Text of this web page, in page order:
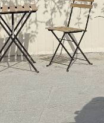
신상 5%
베스트
MADE
세트할인 ~30%
하객룩